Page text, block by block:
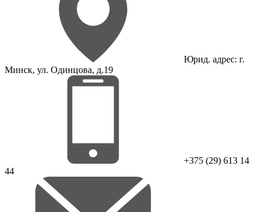
Юрид. адрес: г.
Минск, ул. Одинцова, д.19
+375 (29) 613 14
44